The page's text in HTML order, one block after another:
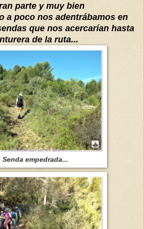
parte y muy bien
a poco nos adentrábamos en
que nos acercarían hasta
de la ruta...
Senda empedrada...